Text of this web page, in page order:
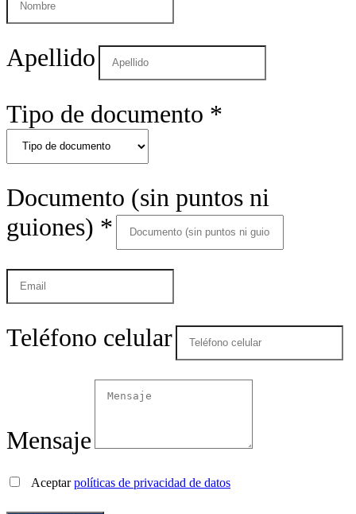
Apellido
Tipo de documento *
Documento (sin puntos ni
guiones) *
Teléfono celular
Mensaje
Aceptarpolíticas de privacidad de datos